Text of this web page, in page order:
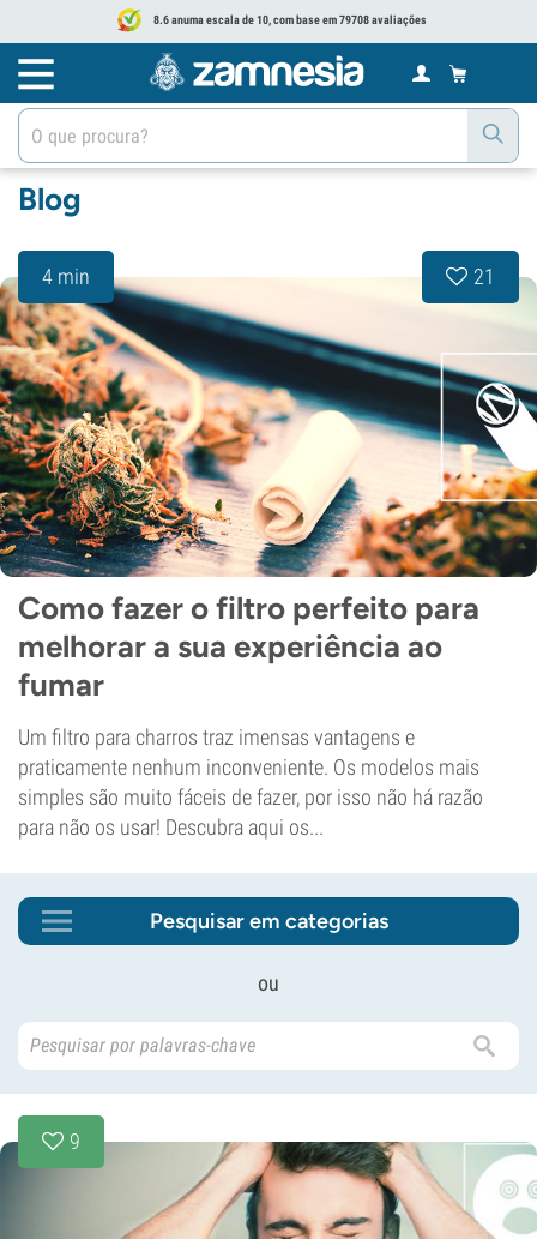
8.6 anuma escala de 10, com base em 79708 avaliações
Blog
4 min 21
Como fazer o filtro perfeito para
melhorar a sua experiência ao
fumar
Um filtro para charros traz imensas vantagens e
praticamente nenhum inconveniente. Os modelos mais
simples são muito fáceis de fazer, por isso não há razão
para não os usar! Descubra aqui os...
Pesquisar em categorias
ou
9